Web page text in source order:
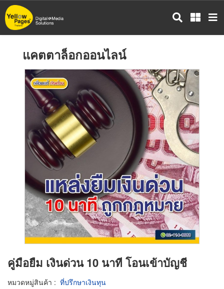
ข้าม
ไป
แคตตาล็อกออนไลน์
คู่มือยืม เงินด่วน 10 นาที โอนเข้าบัญชี
หมวดหมู่สินค้า : ที่ปรึกษาเงินทุน